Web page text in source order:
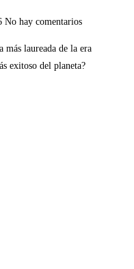
No hay comentarios
más laureada de la era
exitoso del planeta?